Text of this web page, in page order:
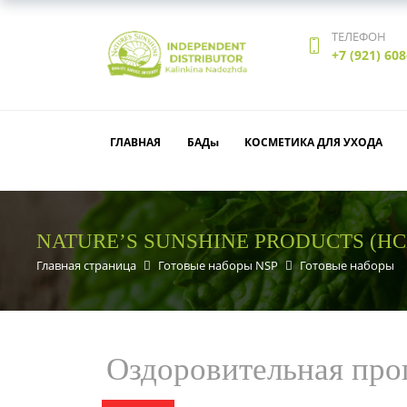
ТЕЛЕФОН
+7 (921)
ГЛАВНАЯ БАДы КОСМЕТИКА ДЛЯ УХОДА
NATURE’S SUNSHINE
Главная страница Готовые наборы NSP Готовые наборы
Оздоровительная